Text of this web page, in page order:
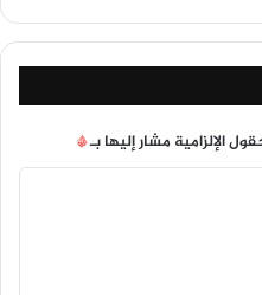
الإلزامية مشار إليها بـ*